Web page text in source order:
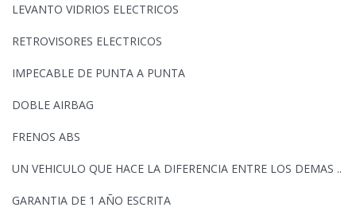
LEVANTO VIDRIOS ELECTRICOS
RETROVISORES ELECTRICOS
IMPECABLE DE PUNTA A PUNTA
DOBLE AIRBAG
FRENOS ABS
UN VEHICULO QUE HACE LA DIFERENCIA ENTRE LOS DEMAS ..
GARANTIA DE 1 AÑO ESCRITA